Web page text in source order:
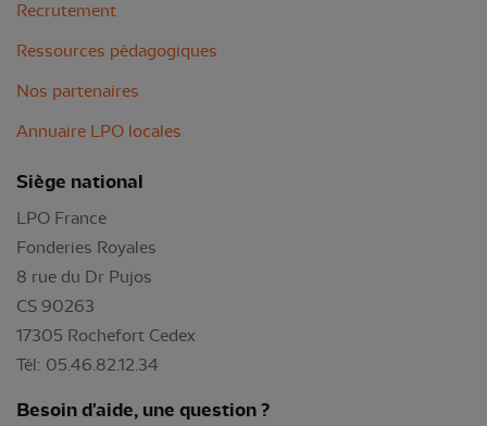
Recrutement
Ressources pédagogiques
Nos partenaires
Annuaire LPO locales
Siège national
LPO France
Fonderies Royales
8 rue du Dr Pujos
CS 90263
17305 Rochefort Cedex
Tél: 05.46.82.12.34
Besoin d'aide, une question ?